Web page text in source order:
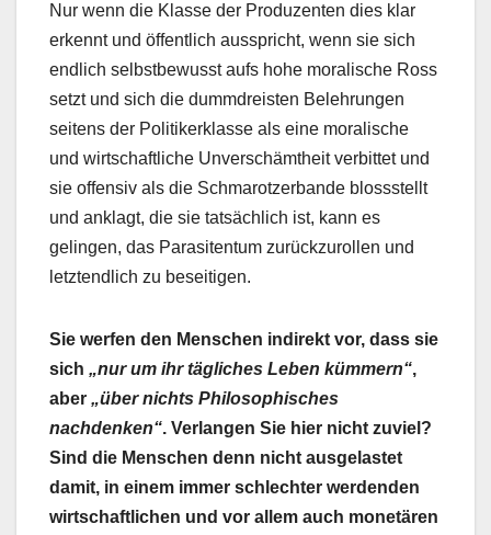
Nur wenn die Klasse der Produzenten dies klar
erkennt und öffentlich ausspricht, wenn sie sich
endlich selbstbewusst aufs hohe moralische Ross
setzt und sich die dummdreisten Belehrungen
seitens der Politikerklasse als eine moralische
und wirtschaftliche Unverschämtheit verbittet und
sie offensiv als die Schmarotzerbande blossstellt
und anklagt, die sie tatsächlich ist, kann es
gelingen, das Parasitentum zurückzurollen und
letztendlich zu beseitigen.
Sie werfen den Menschen indirekt vor, dass sie
sich „nur um ihr tägliches Leben kümmern“,
aber „über nichts Philosophisches
nachdenken“. Verlangen Sie hier nicht zuviel?
Sind die Menschen denn nicht ausgelastet
damit, in einem immer schlechter werdenden
wirtschaftlichen und vor allem auch monetären